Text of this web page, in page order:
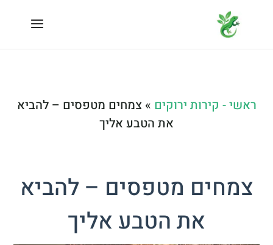
ראשי - קירות ירוקים »צמחים מטפסים – להביא
את הטבע אליך
צמחים מטפסים – להביא
את הטבע אליך